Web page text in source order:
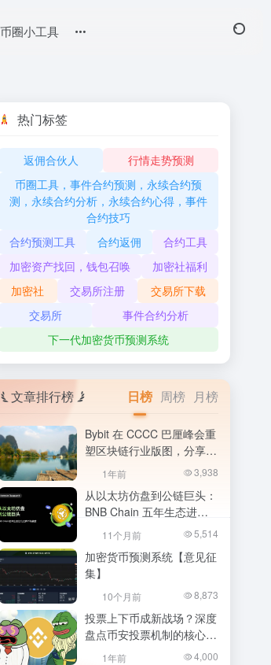
币圈小工具
热门标签
返佣合伙人
行情走势预测
币圈工具，事件合约预测，永续合约预
测，永续合约分析，永续合约心得，事件
合约技巧
合约预测工具
合约返佣
合约工具
加密资产找回，钱包召唤
加密社福利
加密社
交易所注册
交易所下载
交易所
事件合约分析
下一代加密货币预测系统
文章排行榜 日榜 周榜 月榜
Bybit 在 CCCC 巴厘峰会重
塑区块链行业版图，分享大
胆愿景与未来路线图
1年前 3,938
从以太坊仿盘到公链巨头：
BNB Chain 五年生态进化
史解析与展望
11个月前 5,514
加密货币预测系统【意见征
集】
10个月前 8,873
投票上下币成新战场？深度
盘点币安投票机制的核心争
议与社区建议
1年前 4,000